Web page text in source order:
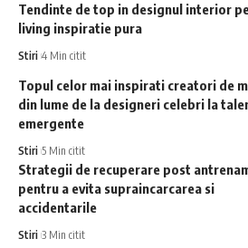
Tendinte de top in designul interior
living inspiratie pura
Stiri 4 Min citit
Topul celor mai inspirati creatori de
din lume de la designeri celebri la
emergente
Stiri 5 Min citit
Strategii de recuperare post
pentru a evita supraincarcarea si
accidentarile
Stiri 3 Min citit